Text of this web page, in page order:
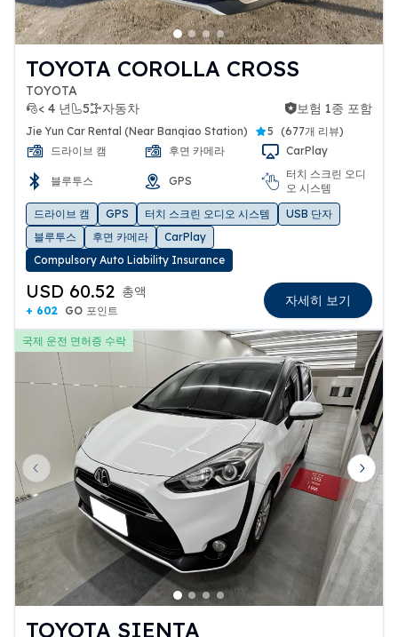
TOYOTA COROLLA CROSS
TOYOTA
< 4 년
5 자동차
보험 1종 포함 보험 1종 포함
Jie Yun Car Rental (Near Banqiao Station) 5 (677개 리뷰)
드라이브 캠
후면 카메라 CarPlay
블루투스 GPS
터치 스크린 오디
오 시스템
드라이브 캠
GPS 터치 스크린 오디오 시스템
USB 단자
블루투스
후면 카메라
CarPlay
Compulsory Auto Liability Insurance
USD 60.52 총액
+ 602 GO 포인트
자세히 보기
국제 운전 면허증 수락
Previous slide Next
TOYOTA SIENTA